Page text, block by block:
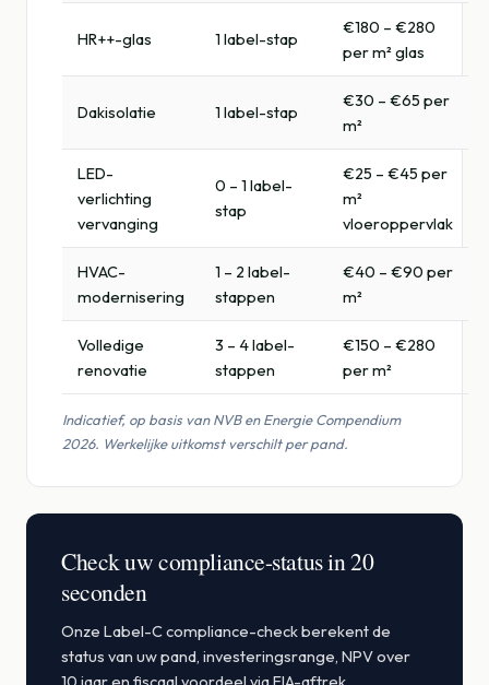
HR++-glas 1 label-stap
€180 – €280
per m² glas
Dakisolatie 1 label-stap
€30 – €65 per
m²
LED-
verlichting
vervanging
0 – 1 label-
stap
€25 – €45 per
m²
vloeroppervlak
HVAC-
modernisering
1 – 2 label-
stappen
€40 – €90 per
m²
Volledige
renovatie
3 – 4 label-
stappen
€150 – €280
per m²
Indicatief, op basis van NVB en Energie Compendium
2026. Werkelijke uitkomst verschilt per pand.
Check uw compliance-status in 20
seconden
Onze Label-C compliance-check berekent de
status van uw pand, investeringsrange, NPV over